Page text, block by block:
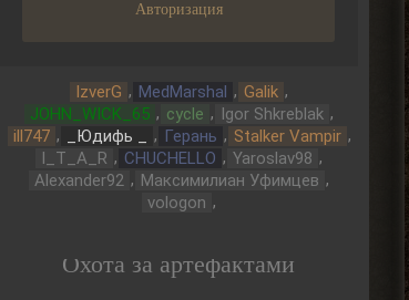
Djetch
Djetch
А че делать если машину
угнали? В солянке
2026-08-05 14:07:27
Авторизация
IzverG , MedMarshal , Galik ,
JOHN_WICK_65 , cycle , Igor Shkreblak ,
ill747 , _Юдифь _ , Герань , Stalker Vampir ,
I_T_A_R , CHUCHELLO , Yaroslav98 ,
Alexander92 , Максимилиан Уфимцев ,
vologon ,
Охота за артефактами